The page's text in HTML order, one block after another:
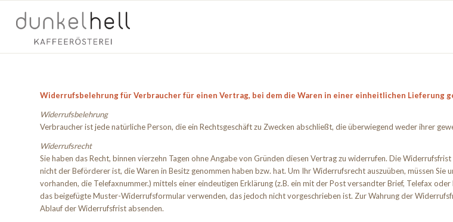
Widerrufsbelehrung für Verbraucher für einen Vertrag, bei dem die Waren in einer einheitlichen Lieferung
Widerrufsbelehrung
Verbraucher ist jede natürliche Person, die ein Rechtsgeschäft zu Zwecken abschließt, die überwiegend weder ihrer
Widerrufsrecht
Sie haben das Recht, binnen vierzehn Tagen ohne Angabe von Gründen diesen Vertrag zu widerrufen. Die
nicht der Beförderer ist, die Waren in Besitz genommen haben bzw. hat. Um Ihr Widerrufsrecht auszuüben, müssen Sie
vorhanden, die Telefaxnummer.) mittels einer eindeutigen Erklärung (z.B. ein mit der Post versandter Brief, Telefax
das beigefügte Muster-Widerrufsformular verwenden, das jedoch nicht vorgeschrieben ist. Zur Wahrung der
Ablauf der Widerrufsfrist absenden.